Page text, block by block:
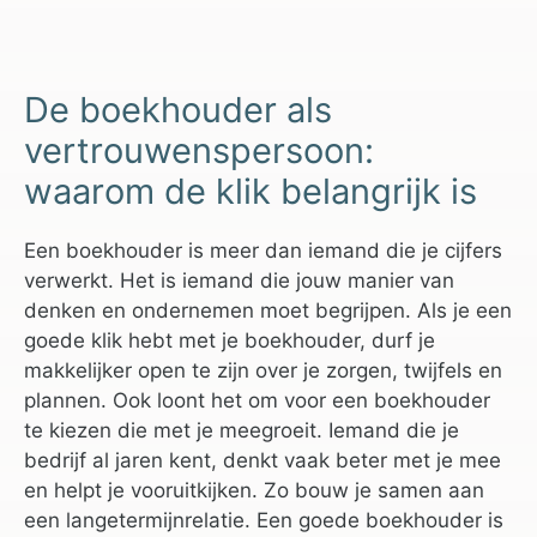
De boekhouder als
vertrouwenspersoon:
waarom de klik belangrijk is
Een boekhouder is meer dan iemand die je cijfers
verwerkt. Het is iemand die jouw manier van
denken en ondernemen moet begrijpen. Als je een
goede klik hebt met je boekhouder, durf je
makkelijker open te zijn over je zorgen, twijfels en
plannen. Ook loont het om voor een boekhouder
te kiezen die met je meegroeit. Iemand die je
bedrijf al jaren kent, denkt vaak beter met je mee
en helpt je vooruitkijken. Zo bouw je samen aan
een langetermijnrelatie. Een goede boekhouder is